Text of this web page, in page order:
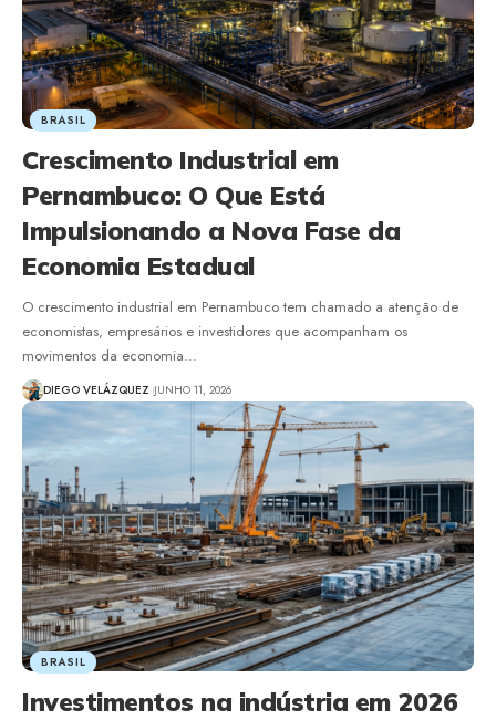
BRASIL
Crescimento Industrial em
Pernambuco: O Que Está
Impulsionando a Nova Fase da
Economia Estadual
O crescimento industrial em Pernambuco tem chamado a atenção de
economistas, empresários e investidores que acompanham os
movimentos da economia…
DIEGO VELÁZQUEZ JUNHO 11, 2026
BRASIL
Investimentos na indústria em 2026